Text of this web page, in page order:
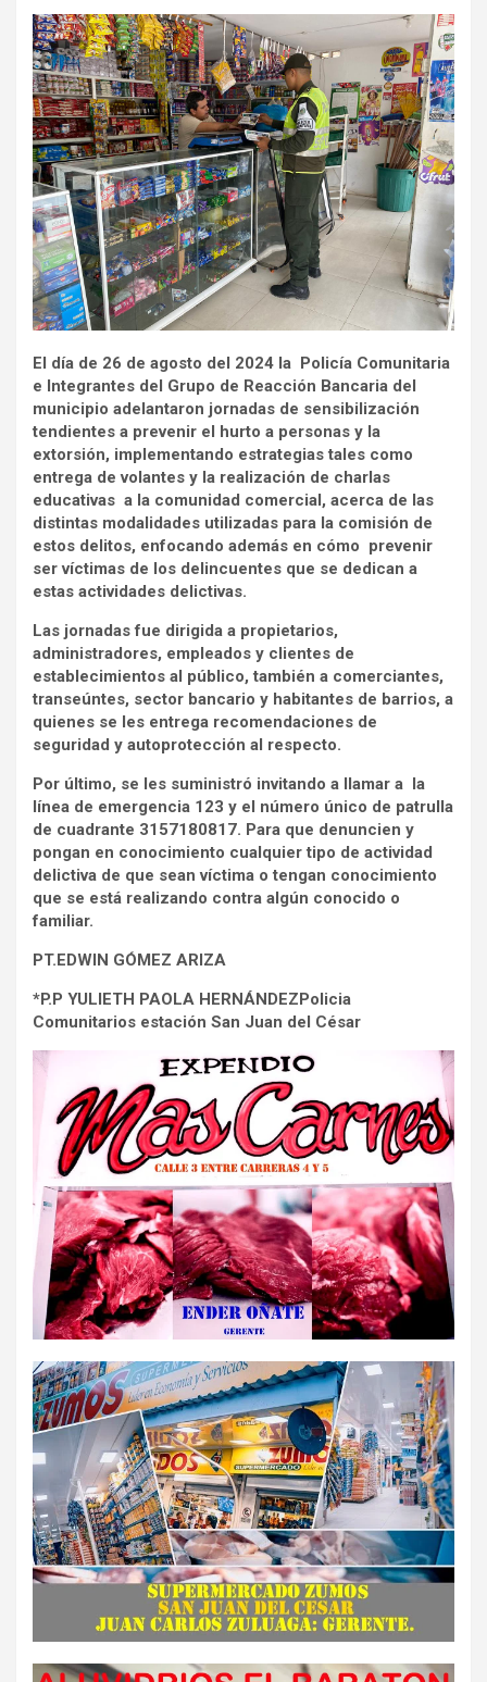
El día de 26 de agosto del 2024 la Policía Comunitaria
e Integrantes del Grupo de Reacción Bancaria del
municipio adelantaron jornadas de sensibilización
tendientes a prevenir el hurto a personas y la
extorsión, implementando estrategias tales como
entrega de volantes y la realización de charlas
educativas a la comunidad comercial, acerca de las
distintas modalidades utilizadas para la comisión de
estos delitos, enfocando además en cómo prevenir
ser víctimas de los delincuentes que se dedican a
estas actividades delictivas.
Las jornadas fue dirigida a propietarios,
administradores, empleados y clientes de
establecimientos al público, también a comerciantes,
transeúntes, sector bancario y habitantes de barrios, a
quienes se les entrega recomendaciones de
seguridad y autoprotección al respecto.
Por último, se les suministró invitando a llamar a la
línea de emergencia 123 y el número único de patrulla
de cuadrante 3157180817. Para que denuncien y
pongan en conocimiento cualquier tipo de actividad
delictiva de que sean víctima o tengan conocimiento
que se está realizando contra algún conocido o
familiar.
PT.EDWIN GÓMEZ ARIZA
*P.P YULIETH PAOLA HERNÁNDEZPolicia
Comunitarios estación San Juan del César